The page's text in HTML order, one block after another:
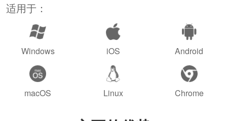
适用于：
Windows iOS Android
macOS Linux Chrome